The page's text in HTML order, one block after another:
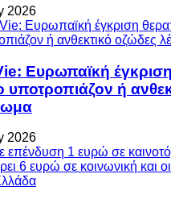
2026
Ευρωπαϊκή
υποτροπιάζον ή
2026